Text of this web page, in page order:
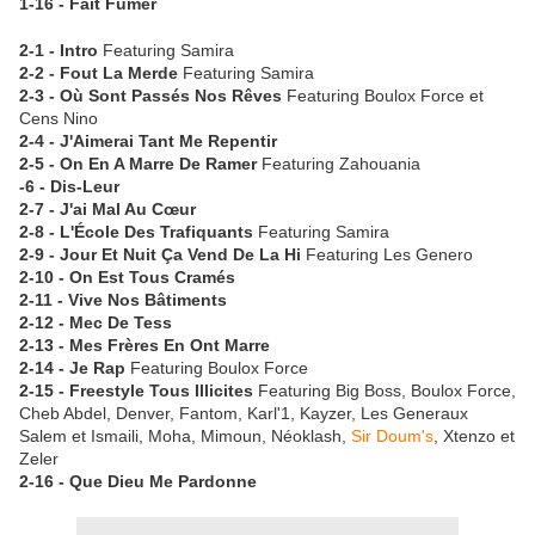
2-1 - Intro Featuring Samira
2-2 - Fout La Merde Featuring Samira
2-3 - Où Sont Passés Nos Rêves Featuring Boulox Force et
Cens Nino
2-4 - J'Aimerai Tant Me Repentir
2-5 - On En A Marre De RamerFeaturing Zahouania
-6 - Dis-Leur
2-7 - J'ai Mal Au Cœur
2-8 - L'École Des Trafiquants Featuring Samira
2-9 - Jour Et Nuit Ça Vend De La Hi Featuring Les Genero
2-10 - On Est Tous Cramés
2-11 - Vive Nos Bâtiments
2-12 - Mec De Tess
2-13 - Mes Frères En Ont Marre
2-14 - Je Rap Featuring Boulox Force
2-15 - Freestyle Tous Illicites Featuring Big Boss, Boulox Force,
Cheb Abdel, Denver, Fantom, Karl'1, Kayzer, Les Generaux
Salem et Ismaili, Moha, Mimoun, Néoklash, Sir Doum's , Xtenzo et
Zeler
2-16 - Que Dieu Me Pardonne